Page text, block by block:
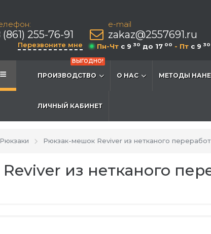
(861) 255-76-91
Перезвоните мне
e-mail
zakaz@2557691.ru
Пн-Чт c 9 30 до 17 00 - Пт c 9 30
ВЫГОДНО!
ПРОИЗВОДСТВО О НАС МЕТОДЫ
ЛИЧНЫЙ КАБИНЕТ
Рюкзаки Рюкзак-мешок Reviver из нетканого
из нетканого